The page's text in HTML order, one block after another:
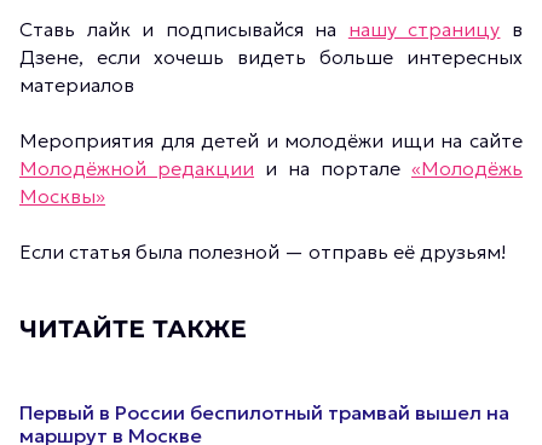
Ставь лайк и подписывайся на нашу страницу в
Дзене, если хочешь видеть больше интересных
материалов
Мероприятия для детей и молодёжи ищи на сайте
Молодёжной редакции и на портале «Молодёжь
Москвы»
Если статья была полезной — отправь её друзьям!
ЧИТАЙТЕ ТАКЖЕ
Первый в России беспилотный трамвай вышел на
маршрут в Москве